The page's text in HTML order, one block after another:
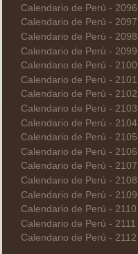
Calendario de Perú - 2096
Calendario de Perú - 2097
Calendario de Perú - 2098
Calendario de Perú - 2099
Calendario de Perú - 2100
Calendario de Perú - 2101
Calendario de Perú - 2102
Calendario de Perú - 2103
Calendario de Perú - 2104
Calendario de Perú - 2105
Calendario de Perú - 2106
Calendario de Perú - 2107
Calendario de Perú - 2108
Calendario de Perú - 2109
Calendario de Perú - 2110
Calendario de Perú - 2111
Calendario de Perú - 2112